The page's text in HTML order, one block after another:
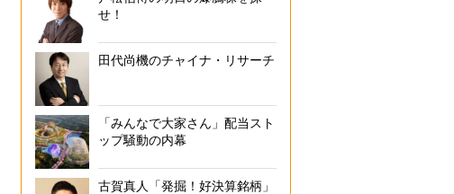
せ！
田代尚機のチャイナ・リサーチ
「みんなで大家さん」配当スト
ップ騒動の内幕
古賀真人「発掘！好決算銘柄」